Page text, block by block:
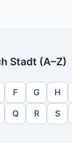
Stadt (A–Z)
F G H
Q R S